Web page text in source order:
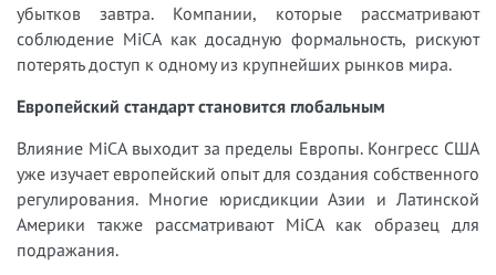
убытков завтра. Компании, которые рассматривают
соблюдение MiCA как досадную формальность, рискуют
потерять доступ к одному из крупнейших рынков мира.
Европейский стандарт становится глобальным
Влияние MiCA выходит за пределы Европы. Конгресс США
уже изучает европейский опыт для создания собственного
регулирования. Многие юрисдикции Азии и Латинской
Америки также рассматривают MiCA как образец для
подражания.